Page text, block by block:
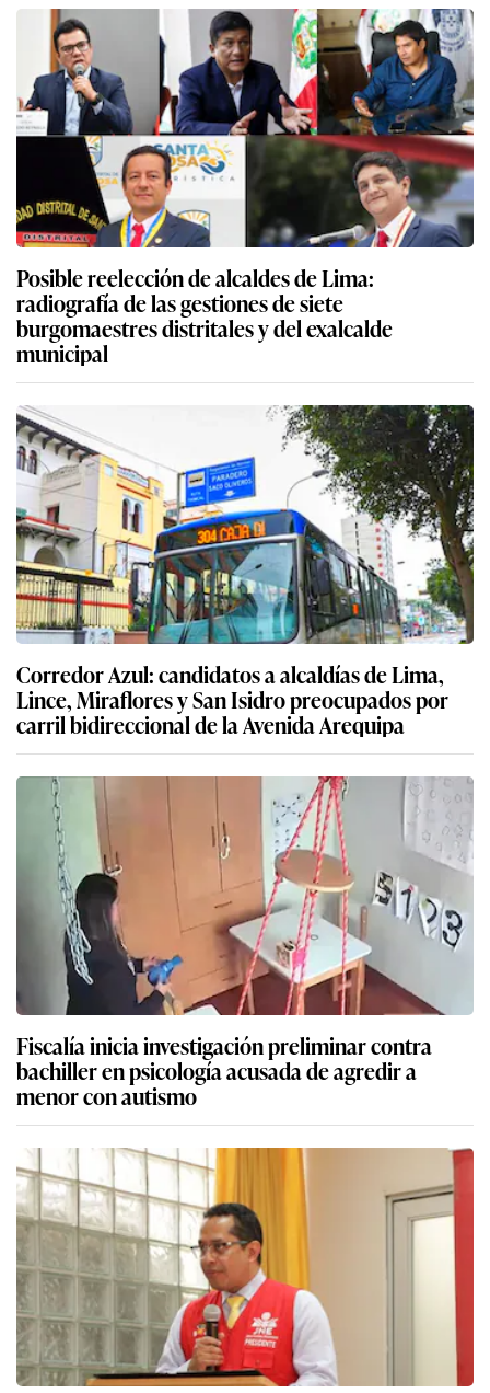
Posible reelección de alcaldes de Lima:
radiografía de las gestiones de siete
burgomaestres distritales y del exalcalde
municipal
Corredor Azul: candidatos a alcaldías de Lima,
Lince, Miraflores y San Isidro preocupados por
carril bidireccional de la Avenida Arequipa
Fiscalía inicia investigación preliminar contra
bachiller en psicología acusada de agredir a
menor con autismo